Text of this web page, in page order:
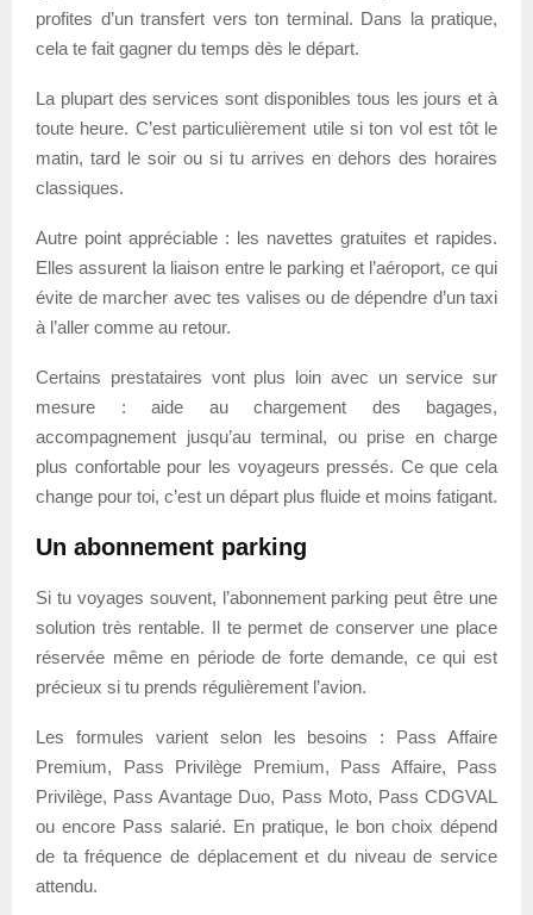
profites d’un transfert vers ton terminal. Dans la pratique,
cela te fait gagner du temps dès le départ.
La plupart des services sont disponibles tous les jours et à
toute heure. C’est particulièrement utile si ton vol est tôt le
matin, tard le soir ou si tu arrives en dehors des horaires
classiques.
Autre point appréciable : les navettes gratuites et rapides.
Elles assurent la liaison entre le parking et l’aéroport, ce qui
évite de marcher avec tes valises ou de dépendre d’un taxi
à l’aller comme au retour.
Certains prestataires vont plus loin avec un service sur
mesure : aide au chargement des bagages,
accompagnement jusqu’au terminal, ou prise en charge
plus confortable pour les voyageurs pressés. Ce que cela
change pour toi, c’est un départ plus fluide et moins fatigant.
Un abonnement parking
Si tu voyages souvent, l’abonnement parking peut être une
solution très rentable. Il te permet de conserver une place
réservée même en période de forte demande, ce qui est
précieux si tu prends régulièrement l’avion.
Les formules varient selon les besoins : Pass Affaire
Premium, Pass Privilège Premium, Pass Affaire, Pass
Privilège, Pass Avantage Duo, Pass Moto, Pass CDGVAL
ou encore Pass salarié. En pratique, le bon choix dépend
de ta fréquence de déplacement et du niveau de service
attendu.